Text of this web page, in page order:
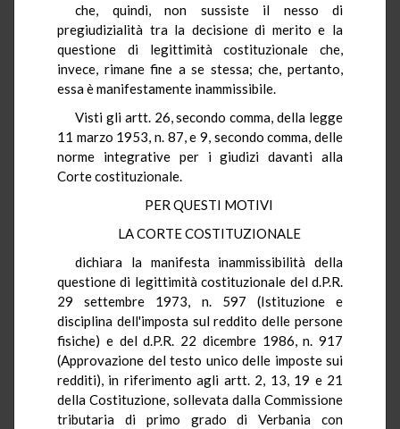
che, quindi, non sussiste il nesso di
pregiudizialità tra la decisione di merito e la
questione di legittimità costituzionale che,
invece, rimane fine a se stessa; che, pertanto,
essa è manifestamente inammissibile.
Visti gli artt. 26, secondo comma, della legge
11 marzo 1953, n. 87, e 9, secondo comma, delle
norme integrative per i giudizi davanti alla
Corte costituzionale.
PER QUESTI MOTIVI
LA CORTE COSTITUZIONALE
dichiara la manifesta inammissibilità della
questione di legittimità costituzionale del d.P.R.
29 settembre 1973, n. 597 (Istituzione e
disciplina dell'imposta sul reddito delle persone
fisiche) e del d.P.R. 22 dicembre 1986, n. 917
(Approvazione del testo unico delle imposte sui
redditi), in riferimento agli artt. 2, 13, 19 e 21
della Costituzione, sollevata dalla Commissione
tributaria di primo grado di Verbania con